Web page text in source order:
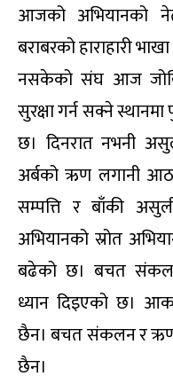
आजको अभियानको
बराबरको हाराहारी
नसकेको संघ आज
सुरक्षा गर्न सक्ने
छ। दिनरात नभनी
अर्बको ऋण लगानी
सम्पत्ति र बाँकी
अभियानको स्रोत
बढेको छ। बचत संकलन
ध्यान दिइएको छ।
छैन। बचत संकलन र ऋण
छैन।